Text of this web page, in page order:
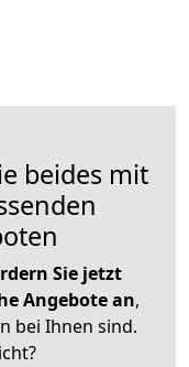
beides mit
Sie jetzt
Angebote an,
bei Ihnen sind.